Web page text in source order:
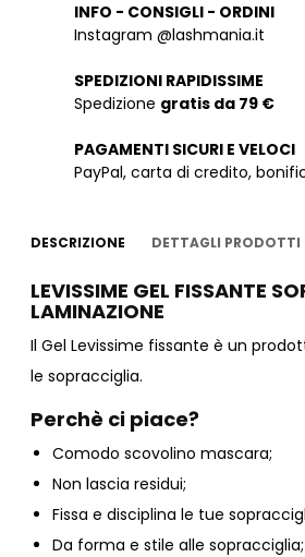
INFO - CONSIGLI - ORDINI
Instagram @lashmania.it
SPEDIZIONI RAPIDISSIME
Spedizione gratis da 79 €
PAGAMENTI SICURI E VELOCI
PayPal, carta di credito,
DESCRIZIONE DETTAGLI PRODOTTI
LEVISSIME GEL FISSANTE
LAMINAZIONE
Il Gel Levissime fissante è un
le sopracciglia.
Perchè ci piace?
Comodo scovolino mascara;
Non lascia residui;
Fissa e disciplina le tue
Da forma e stile alle sopracciglia;